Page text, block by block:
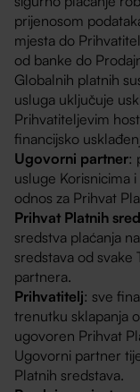
prijenosom
mjesta do
od banke do
Globalnih platnih
usluga uključuje
Prihvatiteljevim
financijsko
Ugovorni partner:
usluge Korisnicima
odnos za Prihvat
Prihvat Platnih
sredstva plaćanja
sredstava od svake
partnera.
Prihvatitelj: sve
trenutku sklapanja
ugovoren Prihvat
Ugovorni partner
Platnih sredstava.